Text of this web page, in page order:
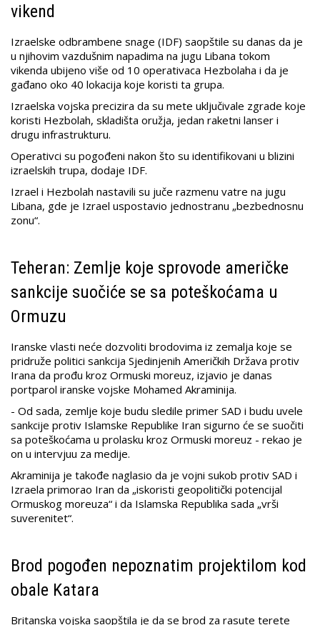
vikend
Izraelske odbrambene snage (IDF) saopštile su danas da je
u njihovim vazdušnim napadima na jugu Libana tokom
vikenda ubijeno više od 10 operativaca Hezbolaha i da je
gađano oko 40 lokacija koje koristi ta grupa.
Izraelska vojska precizira da su mete uključivale zgrade koje
koristi Hezbolah, skladišta oružja, jedan raketni lanser i
drugu infrastrukturu.
Operativci su pogođeni nakon što su identifikovani u blizini
izraelskih trupa, dodaje IDF.
Izrael i Hezbolah nastavili su juče razmenu vatre na jugu
Libana, gde je Izrael uspostavio jednostranu „bezbednosnu
zonu“.
Teheran: Zemlje koje sprovode američke
sankcije suočiće se sa poteškoćama u
Ormuzu
Iranske vlasti neće dozvoliti brodovima iz zemalja koje se
pridruže politici sankcija Sjedinjenih Američkih Država protiv
Irana da prođu kroz Ormuski moreuz, izjavio je danas
portparol iranske vojske Mohamed Akraminija.
- Od sada, zemlje koje budu sledile primer SAD i budu uvele
sankcije protiv Islamske Republike Iran sigurno će se suočiti
sa poteškoćama u prolasku kroz Ormuski moreuz - rekao je
on u intervjuu za medije.
Akraminija je takođe naglasio da je vojni sukob protiv SAD i
Izraela primorao Iran da „iskoristi geopolitički potencijal
Ormuskog moreuza“ i da Islamska Republika sada „vrši
suverenitet“.
Brod pogođen nepoznatim projektilom kod
obale Katara
Britanska vojska saopštila je da se brod za rasute terete